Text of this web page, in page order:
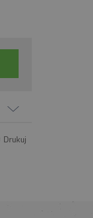
Drukuj